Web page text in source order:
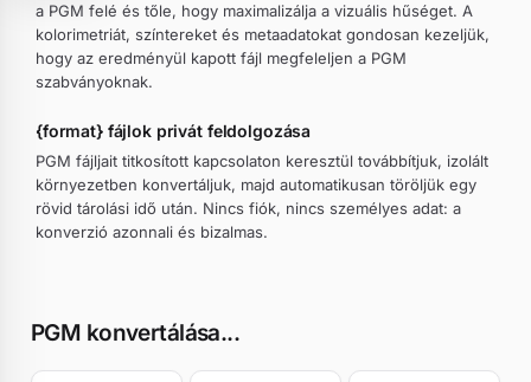
a PGM felé és tőle, hogy maximalizálja a vizuális hűséget. A
kolorimetriát, színtereket és metaadatokat gondosan kezeljük,
hogy az eredményül kapott fájl megfeleljen a PGM
szabványoknak.
{format} fájlok privát feldolgozása
PGM fájljait titkosított kapcsolaton keresztül továbbítjuk, izolált
környezetben konvertáljuk, majd automatikusan töröljük egy
rövid tárolási idő után. Nincs fiók, nincs személyes adat: a
konverzió azonnali és bizalmas.
PGM konvertálása...